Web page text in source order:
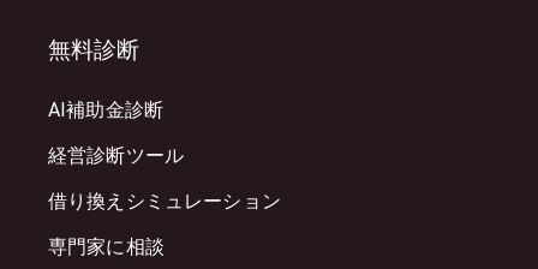
無料診断
AI補助金診断
経営診断ツール
借り換えシミュレーション
専門家に相談